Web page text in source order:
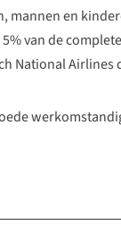
mannen en
van de
National